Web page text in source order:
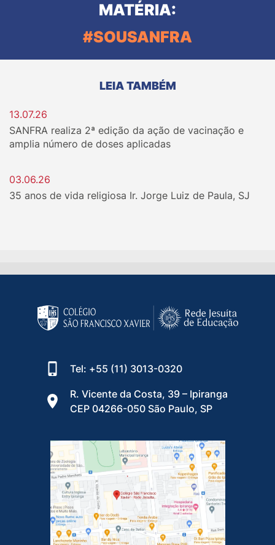
MATÉRIA:
#SOUSANFRA
LEIA TAMBÉM
13.07.26
SANFRA realiza 2ª edição da ação de vacinação e
amplia número de doses aplicadas
03.06.26
35 anos de vida religiosa Ir. Jorge Luiz de Paula, SJ
Tel: +55 (11) 3013-0320
R. Vicente da Costa, 39 – Ipiranga
CEP 04266-050 São Paulo, SP